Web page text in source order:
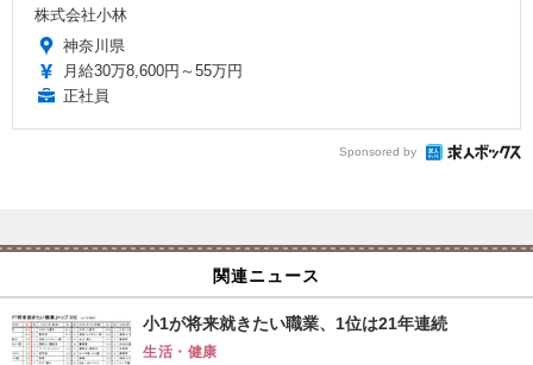
株式会社小林
神奈川県
月給30万8,600円～55万円
正社員
Sponsored by
関連ニュース
小1が将来就きたい職業、1位は21年連続
生活・健康